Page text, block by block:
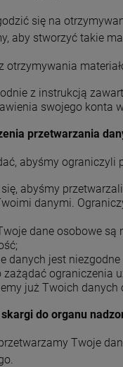
się na
aby stworzyć takie
otrzymywania
z instrukcją
swojego konta
przetwarzania
abyśmy ograniczyli
abyśmy
danymi.
dane osobowe
danych jest
zażądać ograniczenia
już Twoich danych
do organu
Twoje